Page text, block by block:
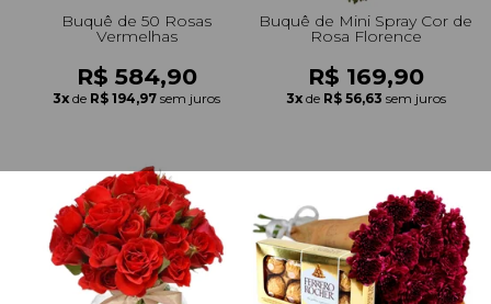
Buquê de 50 Rosas
Vermelhas
R$ 584,90
3x de R$ 194,97 sem juros
Buquê de Mini Spray Cor de
Rosa Florence
R$ 169,90
3x de R$ 56,63 sem juros